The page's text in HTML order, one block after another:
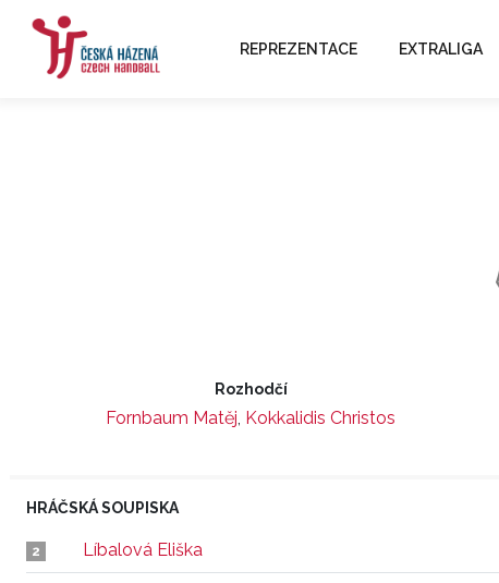
REPREZENTACE EXTRALIGA
Rozhodčí
Fornbaum Matěj, Kokkalidis Christos
HRÁČSKÁ SOUPISKA
2 Líbalová Eliška